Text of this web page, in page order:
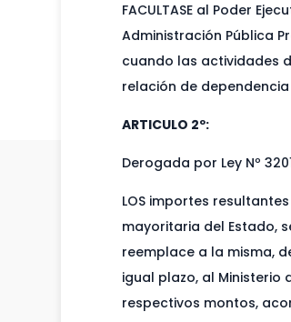
FACULTASE al Poder
Administración Pública
cuando las actividades
relación de
ARTICULO 2º:
Derogada por Ley Nº
LOS importes
mayoritaria del Estado,
reemplace a la misma,
igual plazo, al Ministerio
respectivos montos,